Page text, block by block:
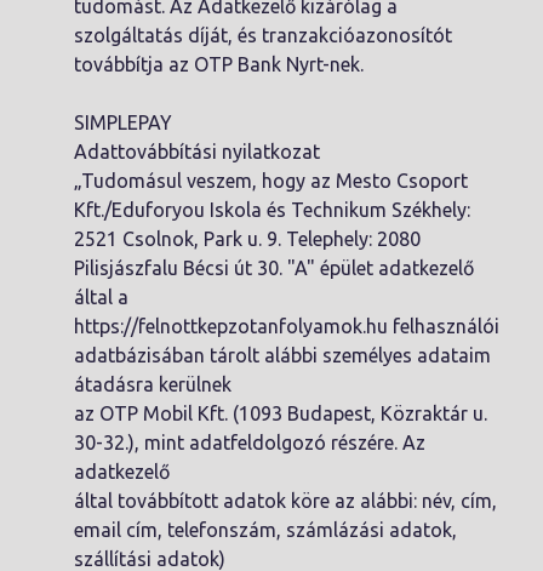
tudomást. Az Adatkezelő kizárólag a
szolgáltatás díját, és tranzakcióazonosítót
továbbítja az OTP Bank Nyrt-nek.
SIMPLEPAY
Adattovábbítási nyilatkozat
„Tudomásul veszem, hogy az Mesto Csoport
Kft./Eduforyou Iskola és Technikum Székhely:
2521 Csolnok, Park u. 9. Telephely: 2080
Pilisjászfalu Bécsi út 30. "A" épület adatkezelő
által a
https://felnottkepzotanfolyamok.hu felhasználói
adatbázisában tárolt alábbi személyes adataim
átadásra kerülnek
az OTP Mobil Kft. (1093 Budapest, Közraktár u.
30-32.), mint adatfeldolgozó részére. Az
adatkezelő
által továbbított adatok köre az alábbi: név, cím,
email cím, telefonszám, számlázási adatok,
szállítási adatok)